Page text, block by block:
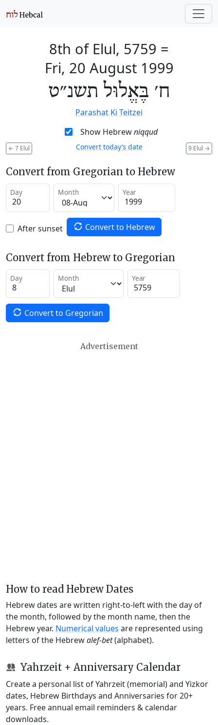
8th of Elul, 5759 =
Fri, 20 August 1999
ח׳ בֶּאֱלוּל תשנ״ט
Parashat Ki Teitzei
Show Hebrewniqqud
← 7 Elul 9 Elul →
Convert today’s date
Convert from Gregorian to Hebrew
Day Month Year
After sunset Convert to Hebrew
Convert from Hebrew to Gregorian
Day Month Year
Convert to Gregorian
Advertisement
How to read Hebrew Dates
Hebrew dates are written right-to-left with the day of
the month, followed by the month name, then the
Hebrew year. Numerical values are represented using
letters of the Hebrewalef-bet(alphabet).
Yahrzeit + Anniversary Calendar
Create a personal list of Yahrzeit (memorial) and Yizkor
dates, Hebrew Birthdays and Anniversaries for 20+
years. Free annual email reminders & calendar
downloads.